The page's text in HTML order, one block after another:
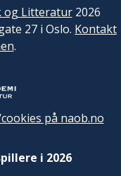
og Litteratur2026
27 i Oslo. Kontakt
.
på naob.no
i 2026